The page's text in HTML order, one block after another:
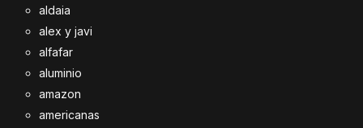
aldaia
alex y javi
alfafar
aluminio
amazon
americanas